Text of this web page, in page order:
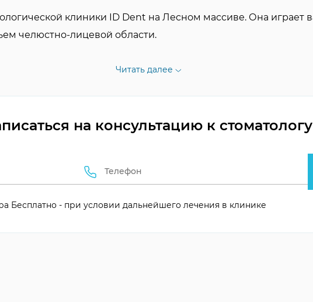
клиники ID Dent на Лесном массиве. Она
челюстно-лицевой области.
Читать далее
на консультацию к стоматологу
Бесплатно - при условии дальнейшего лечения в клинике